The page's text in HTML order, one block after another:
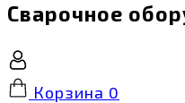
Сварочное
Корзина 0